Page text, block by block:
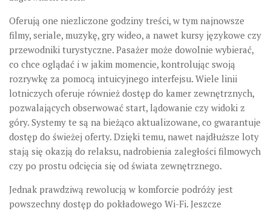
Oferują one niezliczone godziny treści, w tym najnowsze
filmy, seriale, muzykę, gry wideo, a nawet kursy językowe czy
przewodniki turystyczne. Pasażer może dowolnie wybierać,
co chce oglądać i w jakim momencie, kontrolując swoją
rozrywkę za pomocą intuicyjnego interfejsu. Wiele linii
lotniczych oferuje również dostęp do kamer zewnętrznych,
pozwalających obserwować start, lądowanie czy widoki z
góry. Systemy te są na bieżąco aktualizowane, co gwarantuje
dostęp do świeżej oferty. Dzięki temu, nawet najdłuższe loty
stają się okazją do relaksu, nadrobienia zaległości filmowych
czy po prostu odcięcia się od świata zewnętrznego.
Jednak prawdziwą rewolucją w komforcie podróży jest
powszechny dostęp do pokładowego Wi-Fi. Jeszcze